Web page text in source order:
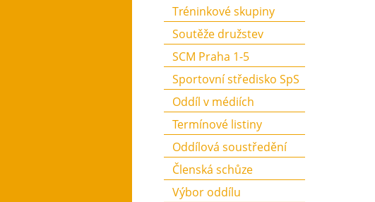
Tréninkové skupiny
Soutěže družstev
SCM Praha 1-5
Sportovní středisko SpS
Oddíl v médiích
Termínové listiny
Oddílová soustředění
Členská schůze
Výbor oddílu